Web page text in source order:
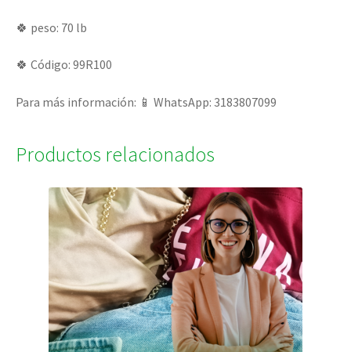
🍀 peso: 70 lb
🍀 Código: 99R100
Para más información: 📱 WhatsApp: 3183807099
Productos relacionados